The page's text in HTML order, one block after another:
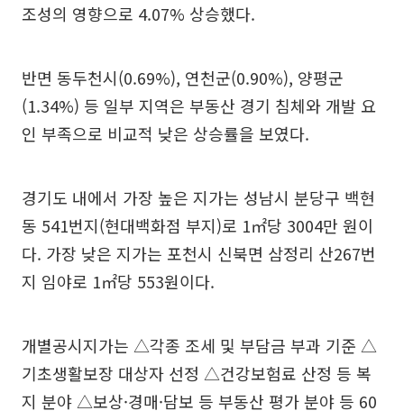
조성의 영향으로 4.07% 상승했다.
반면 동두천시(0.69%), 연천군(0.90%), 양평군
(1.34%) 등 일부 지역은 부동산 경기 침체와 개발 요
인 부족으로 비교적 낮은 상승률을 보였다.
경기도 내에서 가장 높은 지가는 성남시 분당구 백현
동 541번지(현대백화점 부지)로 1㎡당 3004만 원이
다. 가장 낮은 지가는 포천시 신북면 삼정리 산267번
지 임야로 1㎡당 553원이다.
개별공시지가는 △각종 조세 및 부담금 부과 기준 △
기초생활보장 대상자 선정 △건강보험료 산정 등 복
지 분야 △보상·경매·담보 등 부동산 평가 분야 등 60